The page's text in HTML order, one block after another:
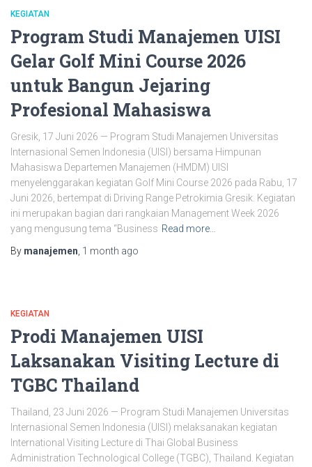
KEGIATAN
Program Studi Manajemen UISI
Gelar Golf Mini Course 2026
untuk Bangun Jejaring
Profesional Mahasiswa
Gresik, 17 Juni 2026 — Program Studi Manajemen Universitas
Internasional Semen Indonesia (UISI) bersama Himpunan
Mahasiswa Departemen Manajemen (HMDM) UISI
menyelenggarakan kegiatan Golf Mini Course 2026 pada Rabu, 17
Juni 2026, bertempat di Driving Range Petrokimia Gresik. Kegiatan
ini merupakan bagian dari rangkaian Management Week 2026
yang mengusung tema “Business Read more…
By manajemen 1 month ago
KEGIATAN
Prodi Manajemen UISI
Laksanakan Visiting Lecture di
TGBC Thailand
Thailand, 23 Juni 2026 — Program Studi Manajemen Universitas
Internasional Semen Indonesia (UISI) melaksanakan kegiatan
International Visiting Lecture di Thai Global Business
Administration Technological College (TGBC), Thailand. Kegiatan